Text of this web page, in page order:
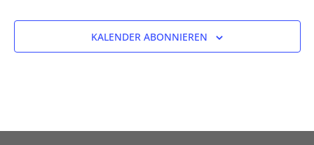
KALENDER ABONNIEREN